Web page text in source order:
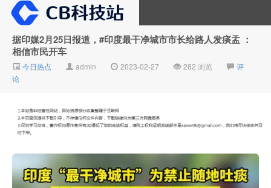
大V推广
据印媒2月25日报道，#印度最干净城市市长给路人发痰盂 ：
相信市民开车
今日热点 admin 2023-02-27 282 浏览
评
论